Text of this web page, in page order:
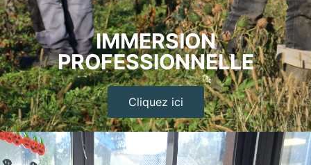
IMMERSION
PROFESSIONNELLE
Cliquez ici